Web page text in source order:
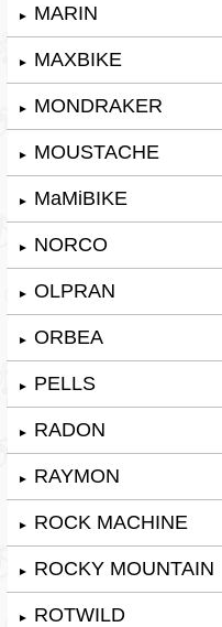
► MARIN
► MAXBIKE
► MONDRAKER
► MOUSTACHE
► MaMiBIKE
► NORCO
► OLPRAN
► ORBEA
► PELLS
► RADON
► RAYMON
► ROCK MACHINE
► ROCKY MOUNTAIN
► ROTWILD